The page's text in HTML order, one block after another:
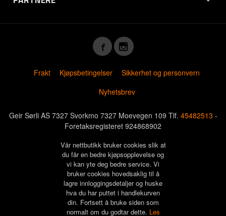
Frakt Kjøpsbetingelser
Sikkerhet og personvern
Nyhetsbrev
Geir Sørli AS 7327 Svorkmo 7327 Moevegen 109 Tlf. 45482513 -
Foretaksregisteret 924868902
Vår nettbutikk bruker cookies slik at
du får en bedre kjøpsopplevelse og
vi kan yte deg bedre service. Vi
bruker cookies hovedsaklig til å
lagre innloggingsdetaljer og huske
hva du har puttet i handlekurven
din. Fortsett å bruke siden som
normalt om du godtar dette. Les